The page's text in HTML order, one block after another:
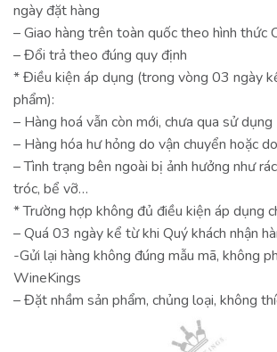
ngày đặt hàng
– Giao hàng trên toàn quốc theo hình thức
– Đổi trả theo đúng quy định
* Điều kiện áp dụng (trong vòng 03 ngày
phẩm):
– Hàng hoá vẫn còn mới, chưa qua sử dụng
– Hàng hóa hư hỏng do vận chuyển hoặc
– Tình trạng bên ngoài bị ảnh hưởng như
tróc, bể vỡ…
* Trường hợp không đủ điều kiện áp dụng
– Quá 03 ngày kể từ khi Quý khách nhận
-Gửi lại hàng không đúng mẫu mã, không
WineKings
– Đặt nhầm sản phẩm, chủng loại, không